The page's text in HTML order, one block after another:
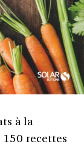
à la
150 recettes